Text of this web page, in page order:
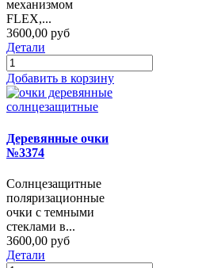
механизмом
FLEX,...
3600,00 руб
Детали
Добавить в корзину
Деревянные очки
№3374
Солнцезащитные
поляризационные
очки с темными
стеклами в...
3600,00 руб
Детали